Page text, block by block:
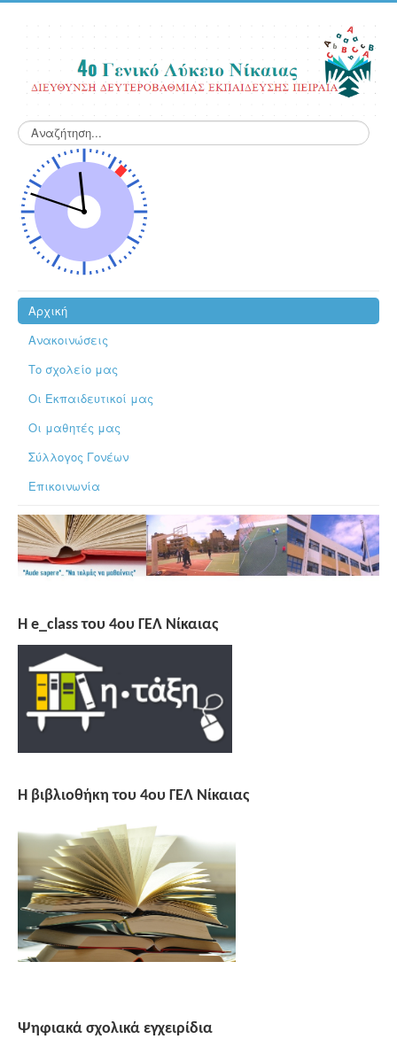
Αναζήτηση...
Αρχική
Ανακοινώσεις
Το σχολείο μας
Οι Εκπαιδευτικοί μας
Οι μαθητές μας
Σύλλογος Γονέων
Επικοινωνία
H e_class του 4ου ΓΕΛ Νίκαιας
Η βιβλιοθήκη του 4ου ΓΕΛ Νίκαιας
Ψηφιακά σχολικά εγχειρίδια